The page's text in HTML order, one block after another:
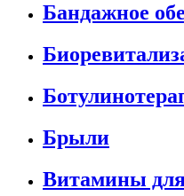
Бандажное
Брыли
Витамины